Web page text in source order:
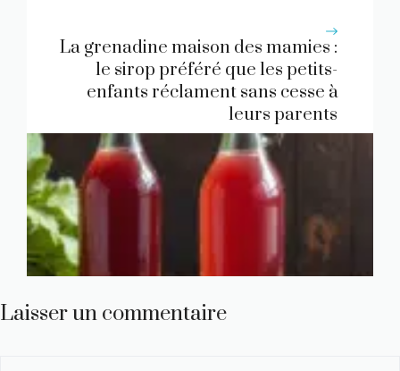
La grenadine maison des mamies :
le sirop préféré que les petits-
enfants réclament sans cesse à
leurs parents
Laisser un commentaire